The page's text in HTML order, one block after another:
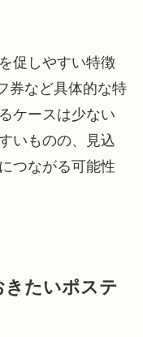
促しやすい特徴
券など具体的な特
ケースは少ない
いものの、見込
つながる可能性
きたいポステ